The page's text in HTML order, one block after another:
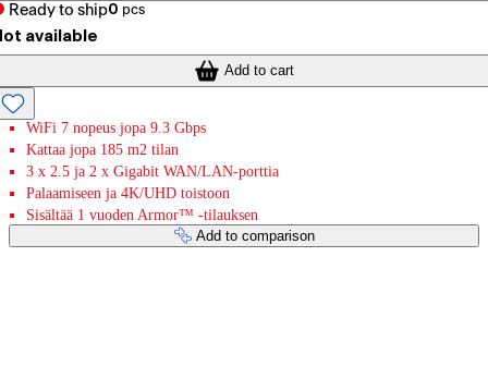
Ready to ship0 pcs
available
Add to cart
WiFi 7 nopeus jopa 9.3 Gbps
Kattaa jopa 185 m2 tilan
3 x 2.5 ja 2 x Gigabit WAN/LAN-porttia
Palaamiseen ja 4K/UHD toistoon
Sisältää 1 vuoden Armor™ -tilauksen
Add to comparison